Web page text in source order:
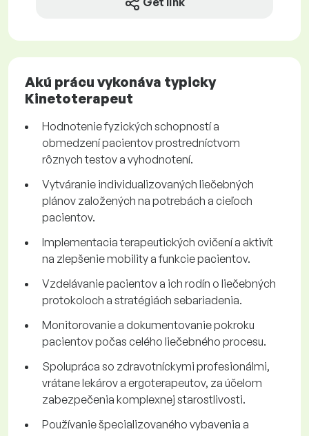
Akú prácu vykonáva typicky
Kinetoterapeut
Hodnotenie fyzických schopností a
obmedzení pacientov prostredníctvom
rôznych testov a vyhodnotení.
Vytváranie individualizovaných liečebných
plánov založených na potrebách a cieľoch
pacientov.
Implementacia terapeutických cvičení a aktivít
na zlepšenie mobility a funkcie pacientov.
Vzdelávanie pacientov a ich rodín o liečebných
protokoloch a stratégiách sebariadenia.
Monitorovanie a dokumentovanie pokroku
pacientov počas celého liečebného procesu.
Spolupráca so zdravotníckymi profesionálmi,
vrátane lekárov a ergoterapeutov, za účelom
zabezpečenia komplexnej starostlivosti.
Používanie špecializovaného vybavenia a